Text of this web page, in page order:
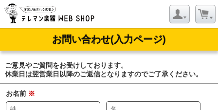
お問い合わせ(入力ページ)
ご意見やご質問をお受けしております。
休業日は翌営業日以降のご返信となりますのでご了承ください。
お名前 ※